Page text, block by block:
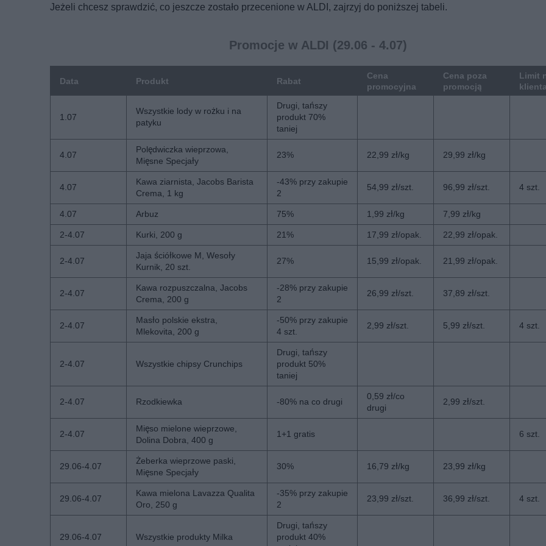
Jeżeli chcesz sprawdzić, co jeszcze zostało przecenione w ALDI, zajrzyj do poniższej tabeli.
Promocje w ALDI (29.06 - 4.07)
Data Produkt Rabat
Cena
promocyjna
Cena poza
promocją
Limit
1.07
Wszystkie lody w rożku i na
patyku
Drugi, tańszy
produkt 70%
taniej
4.07
Polędwiczka wieprzowa,
Mięsne Specjały
23% 22,99 zł/kg 29,99 zł/kg
4.07
Kawa ziarnista, Jacobs Barista
Crema, 1 kg
-43% przy zakupie
2
54,99 zł/szt. 96,99 zł/szt. 4 szt.
4.07 Arbuz 75% 1,99 zł/kg 7,99 zł/kg
2-4.07 Kurki, 200 g 21% 17,99 zł/opak. 22,99 zł/opak.
2-4.07
Jaja ściółkowe M, Wesoły
Kurnik, 20 szt.
27% 15,99 zł/opak. 21,99 zł/opak.
2-4.07
Kawa rozpuszczalna, Jacobs
Crema, 200 g
-28% przy zakupie
2
26,99 zł/szt. 37,89 zł/szt.
2-4.07
Masło polskie ekstra,
Mlekovita, 200 g
-50% przy zakupie
4 szt.
2,99 zł/szt. 5,99 zł/szt. 4 szt.
2-4.07 Wszystkie chipsy Crunchips
Drugi, tańszy
produkt 50%
taniej
2-4.07 Rzodkiewka -80% na co drugi
0,59 zł/co
drugi
2,99 zł/szt.
2-4.07
Mięso mielone wieprzowe,
Dolina Dobra, 400 g
1+1 gratis 6 szt.
29.06-4.07
Żeberka wieprzowe paski,
Mięsne Specjały
30% 16,79 zł/kg 23,99 zł/kg
29.06-4.07
Kawa mielona Lavazza Qualita
Oro, 250 g
-35% przy zakupie
2
23,99 zł/szt. 36,99 zł/szt. 4 szt.
29.06-4.07 Wszystkie produkty Milka
Drugi, tańszy
produkt 40%